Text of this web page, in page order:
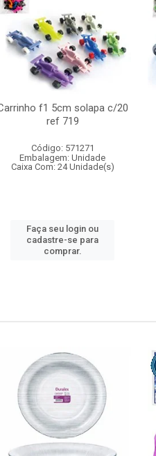
f1 5cm solapa c/20
ref 719
Código: 571271
Embalagem: Unidade
Caixa Com: 24 Unidade(s)
Faça seu login ou
cadastre-se para
comprar.